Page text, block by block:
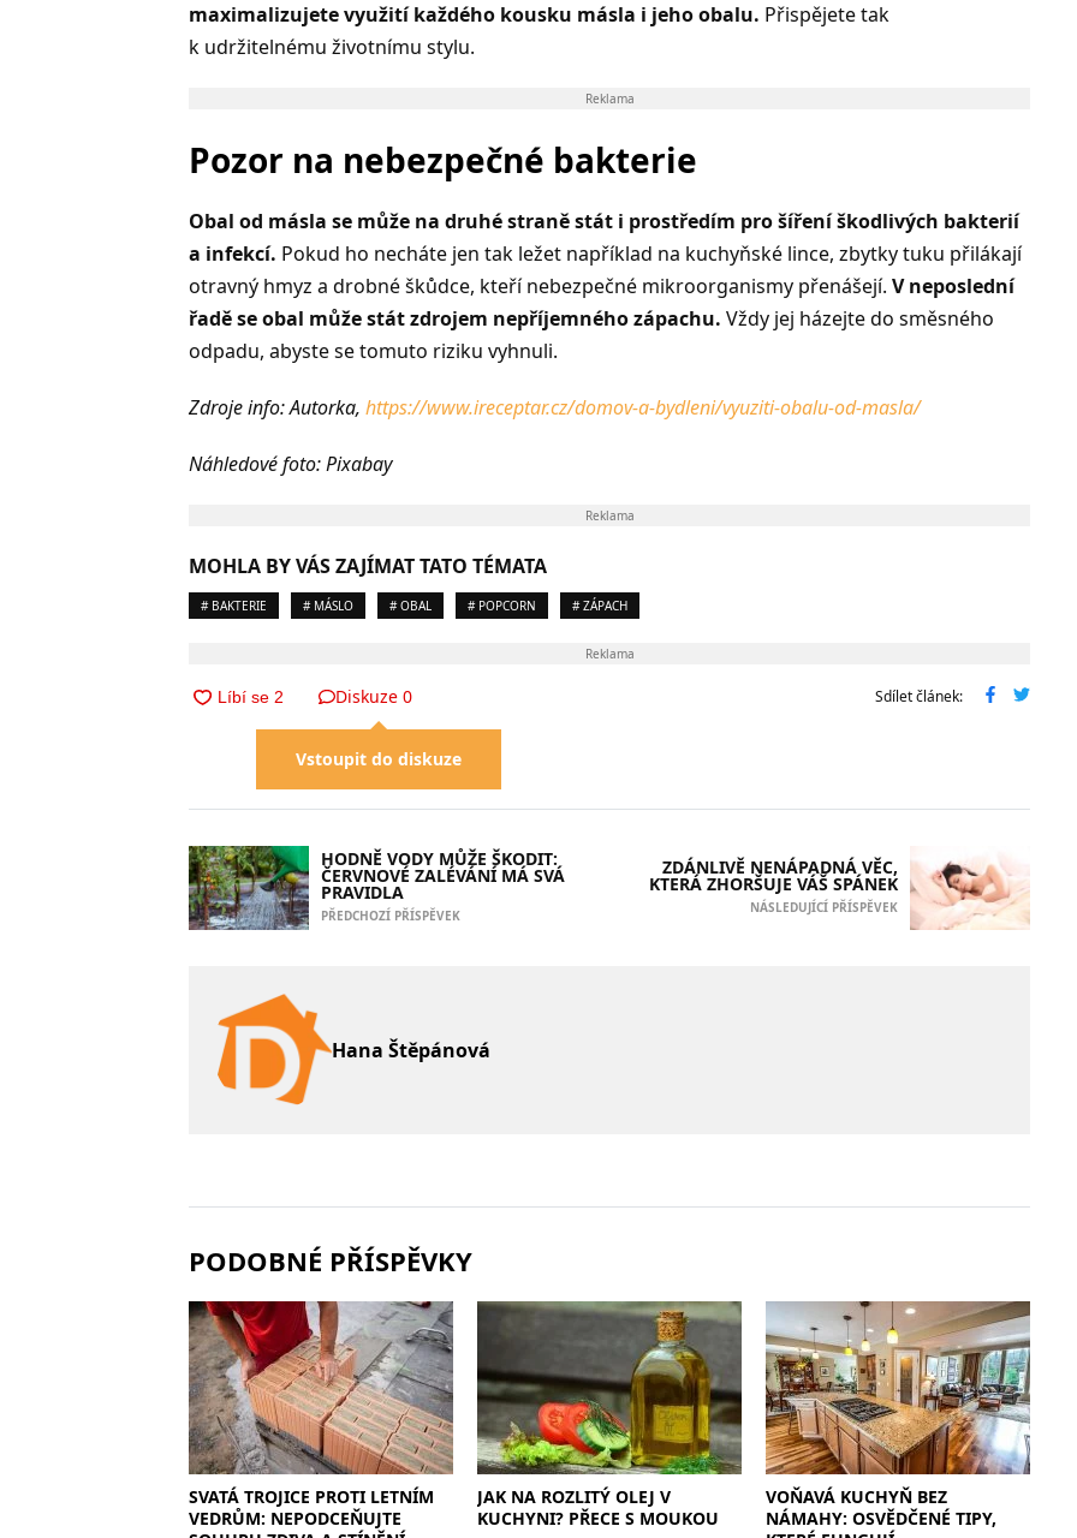
maximalizujete využití každého kousku másla i jeho obalu. Přispějete tak
k udržitelnému životnímu stylu.
Reklama
Pozor na nebezpečné bakterie
Obal od másla se může na druhé straně stát i prostředím pro šíření škodlivých bakterií
a infekcí. Pokud ho necháte jen tak ležet například na kuchyňské lince, zbytky tuku přilákají
otravný hmyz a drobné škůdce, kteří nebezpečné mikroorganismy přenášejí. V neposlední
řadě se obal může stát zdrojem nepříjemného zápachu. Vždy jej házejte do směsného
odpadu, abyste se tomuto riziku vyhnuli.
Zdroje info: Autorka, https://www.ireceptar.cz/domov-a-bydleni/vyuziti-obalu-od-masla/
Náhledové foto: Pixabay
Reklama
MOHLA BY VÁS ZAJÍMAT TATO TÉMATA
# BAKTERIE # MÁSLO # OBAL # POPCORN # ZÁPACH
Reklama
Diskuze 0
Vstoupit do diskuze
Sdílet článek:
HODNĚ VODY MŮŽE ŠKODIT:
ČERVNOVÉ ZALÉVÁNÍ MÁ SVÁ
PRAVIDLA
PŘEDCHOZÍ PŘÍSPĚVEK
ZDÁNLIVĚ NENÁPADNÁ VĚC,
KTERÁ ZHORŠUJE VÁŠ SPÁNEK
NÁSLEDUJÍCÍ PŘÍSPĚVEK
Hana Štěpánová
PODOBNÉ PŘÍSPĚVKY
SVATÁ TROJICE PROTI LETNÍM
VEDRŮM: NEPODCEŇUJTE
JAK NA ROZLITÝ OLEJ V
KUCHYNI? PŘECE S MOUKOU
VOŇAVÁ KUCHYŇ BEZ
NÁMAHY: OSVĚDČENÉ TIPY,